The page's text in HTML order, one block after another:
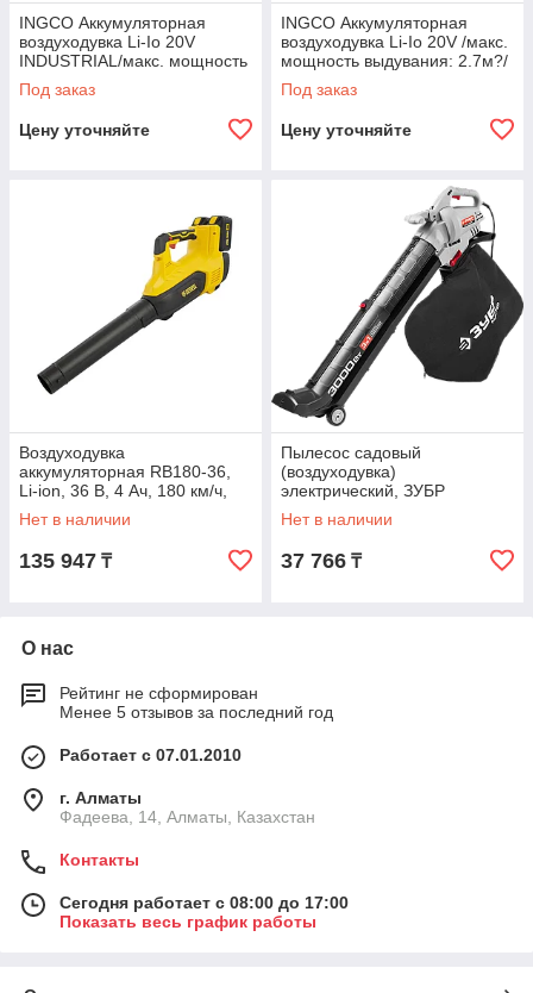
INGCO Аккумуляторная
воздуходувка Li-Io 20V
INDUSTRIAL/макс. мощность
выдувания: 0,045 м?/сек/
Частота холост.
Под заказ
Цену уточняйте
INGCO Аккумуляторная
воздуходувка Li-Io 20V /макс.
мощность выдувания: 2.7м?/
мин/Частота холост. хода:
Под заказ
Цену уточняйте
Воздуходувка
аккумуляторная RB180-36,
Li-ion, 36 В, 4 Ач, 180 км/ч,
820 м3/ч Denzel
Нет в наличии
135 947 ₸
Пылесос садовый
(воздуходувка)
электрический, ЗУБР
ЗПСЭ-3000, 8000 - 15000 об/
мин, 160-270 км/ч,
Нет в наличии
37 766 ₸
О нас
Рейтинг не сформирован
Менее 5 отзывов за последний год
Работает с 07.01.2010
г. Алматы
Фадеева, 14, Алматы, Казахстан
Контакты
Сегодня работает с 08:00 до 17:00
Показать весь график работы